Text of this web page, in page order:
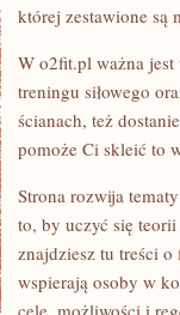
której zestawione są
W o2fit.pl ważna jest
treningu siłowego
ścianach, też
pomoże Ci skleić to
Strona rozwija
to, by uczyć się
znajdziesz tu treści o
wspierają osoby w
cele, możliwości i